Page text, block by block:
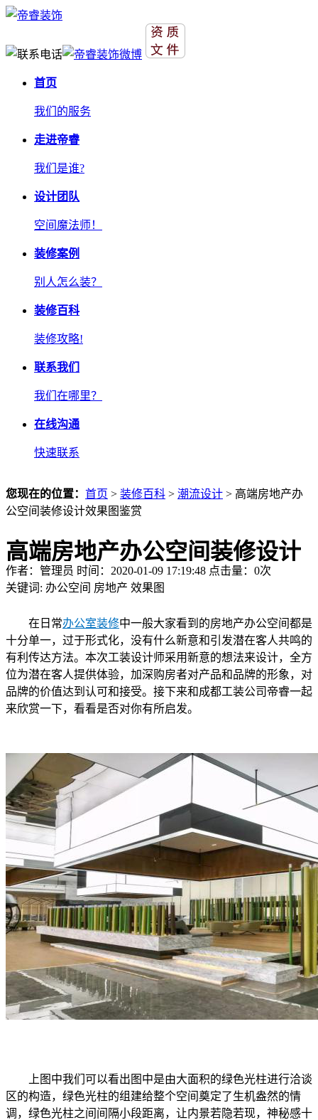
首页
我们的服务
走进帝睿
我们是谁?
设计团队
空间魔法师！
装修案例
别人怎么装？
装修百科
装修攻略!
联系我们
我们在哪里？
在线沟通
快速联系
您现在的位置： 首页 > 装修百科 > 潮流设计 > 高端房地产办
公空间装修设计效果图鉴赏
高端房地产办公空间装修设计
效果图鉴赏
作者：管理员 时间：2020-01-09 17:19:48 点击量： 0次
关键词: 办公空间 房地产 效果图
在日常办公室装修中一般大家看到的房地产办公空间都是
十分单一，过于形式化，没有什么新意和引发潜在客人共鸣的
有利传达方法。本次工装设计师采用新意的想法来设计，全方
位为潜在客人提供体验，加深购房者对产品和品牌的形象，对
品牌的价值达到认可和接受。接下来和成都工装公司帝睿一起
来欣赏一下，看看是否对你有所启发。
上图中我们可以看出图中是由大面积的绿色光柱进行洽谈
区的构造，绿色光柱的组建给整个空间奠定了生机盎然的情
调，绿色光柱之间间隔小段距离，让内景若隐若现，神秘感十